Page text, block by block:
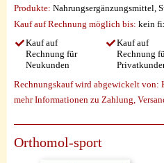
Produkte: Nahrungsergänzungsmittel,
Kauf auf Rechnung möglich bis: kein
Kauf auf
Rechnung für
Neukunden
Kauf auf
Rechnung
Rechnungskauf wird abgewickelt von:
mehr Informationen zu Zahlung,
Orthomol-sport